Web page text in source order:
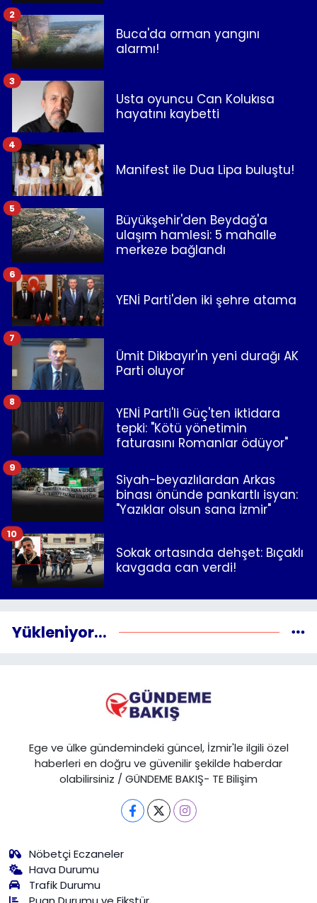
Buca'da orman yangını
alarmı!
2
Usta oyuncu Can Kolukısa
hayatını kaybetti
3
Manifest ile Dua Lipa buluştu!
4
Büyükşehir'den Beydağ'a
ulaşım hamlesi: 5 mahalle
merkeze bağlandı
5
YENİ Parti'den iki şehre atama
6
Ümit Dikbayır'ın yeni durağı AK
Parti oluyor
7
YENİ Parti'li Güç'ten iktidara
tepki: "Kötü yönetimin
faturasını Romanlar ödüyor"
8
Siyah-beyazlılardan Arkas
binası önünde pankartlı isyan:
"Yazıklar olsun sana İzmir"
9
Sokak ortasında dehşet: Bıçaklı
kavgada can verdi!
10
Yükleniyor...
Ege ve ülke gündemindeki güncel, İzmir'le ilgili özel
haberleri en doğru ve güvenilir şekilde haberdar
olabilirsiniz / GÜNDEME BAKIŞ- TE Bilişim
Nöbetçi Eczaneler
Hava Durumu
Trafik Durumu